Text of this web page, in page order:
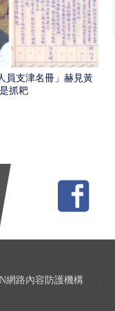
員支津名冊」赫見黃
抓耙
網路內容防護機構